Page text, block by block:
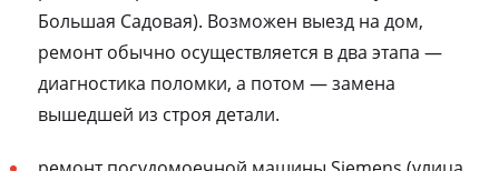
Большая Садовая). Возможен выезд на дом,
ремонт обычно осуществляется в два этапа —
диагностика поломки, а потом — замена
вышедшей из строя детали.